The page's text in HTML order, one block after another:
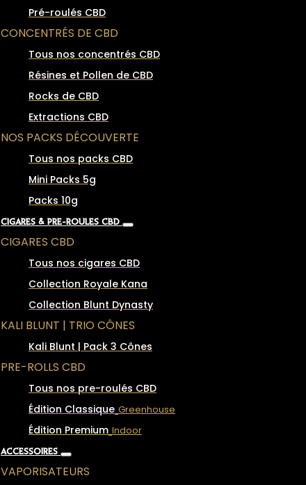
Pré-roulés CBD
CONCENTRÉS DE CBD
Tous nos concentrés CBD
Résines et Pollen de CBD
Rocks de CBD
Extractions CBD
NOS PACKS DÉCOUVERTE
Tous nos packs CBD
Mini Packs 5g
Packs 10g
CIGARES & PRÉ-ROULÉS CBD
CIGARES CBD
Tous nos cigares CBD
Collection Royale Kana
Collection Blunt Dynasty
KALI BLUNT | TRIO CÔNES
Kali Blunt | Pack 3 Cônes
PRE-ROLLS CBD
Tous nos pre-roulés CBD
Édition Classique Greenhouse
Édition Premium Indoor
ACCESSOIRES
VAPORISATEURS